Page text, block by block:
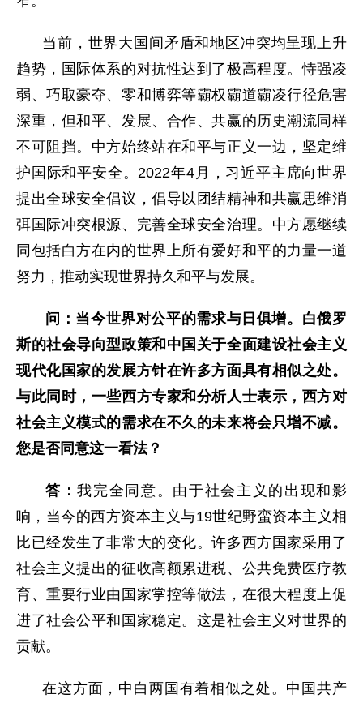
当前，世界大国间矛盾和地区冲突均呈现上升
趋势，国际体系的对抗性达到了极高程度。恃强凌
弱、巧取豪夺、零和博弈等霸权霸道霸凌行径危害
深重，但和平、发展、合作、共赢的历史潮流同样
不可阻挡。中方始终站在和平与正义一边，坚定维
护国际和平安全。2022年4月，习近平主席向世界
提出全球安全倡议，倡导以团结精神和共赢思维消
弭国际冲突根源、完善全球安全治理。中方愿继续
同包括白方在内的世界上所有爱好和平的力量一道
努力，推动实现世界持久和平与发展。
问：当今世界对公平的需求与日俱增。白俄罗
斯的社会导向型政策和中国关于全面建设社会主义
现代化国家的发展方针在许多方面具有相似之处。
与此同时，一些西方专家和分析人士表示，西方对
社会主义模式的需求在不久的未来将会只增不减。
您是否同意这一看法？
答：我完全同意。由于社会主义的出现和影
响，当今的西方资本主义与19世纪野蛮资本主义相
比已经发生了非常大的变化。许多西方国家采用了
社会主义提出的征收高额累进税、公共免费医疗教
育、重要行业由国家掌控等做法，在很大程度上促
进了社会公平和国家稳定。这是社会主义对世界的
贡献。
在这方面，中白两国有着相似之处。中国共产